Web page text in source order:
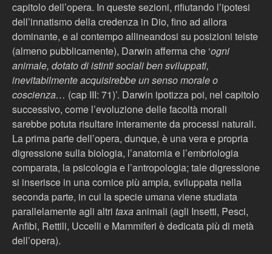
capitolo dell’opera. In queste sezioni, rifiutando l’ipotesi
dell’innatismo della credenza in Dio, fino ad allora
dominante, e al contempo allineandosi su posizioni teiste
(almeno pubblicamente), Darwin afferma che ‘ogni
animale, dotato di istinti sociali ben sviluppati,
inevitabilmente acquisirebbe un senso morale o
coscienza… (cap III: 71)’. Darwin ipotizza poi, nel capitolo
successivo, come l’evoluzione delle facoltà morali
sarebbe potuta risultare interamente da processi naturali.
La prima parte dell’opera, dunque, è una vera e propria
digressione sulla biologia, l’anatomia e l’embriologia
comparata, la psicologia e l’antropologia; tale digressione
si inserisce in una cornice più ampia, sviluppata nella
seconda parte, in cui la specie umana viene studiata
parallelamente agli altri taxaanimali (agli Insetti, Pesci,
Anfibi, Rettili, Uccelli e Mammiferi è dedicata più di metà
dell’opera).